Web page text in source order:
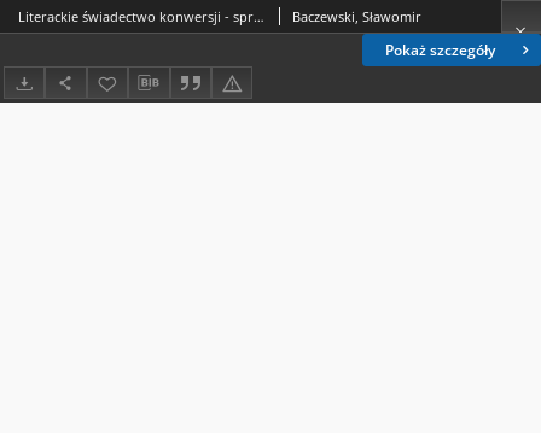
Pokaż szczegóły
Literackie świadectwo konwersji - sprawa Kaspra Wilkowskiego Baczewski, Sławomir